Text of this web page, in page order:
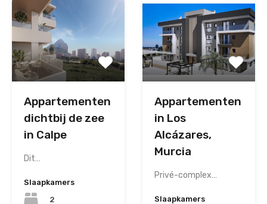
Appartementen
dichtbij de zee
in Calpe
Dit…
Slaapkamers
2
Appartementen
in Los
Alcázares,
Murcia
Privé-complex…
Slaapkamers